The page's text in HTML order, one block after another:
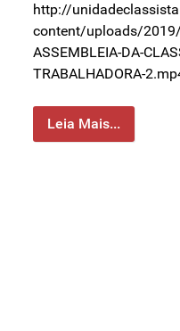
http://
content/uploads/
ASSEMBLEIA-DA-
TRABALHADORA-
Leia Mais...